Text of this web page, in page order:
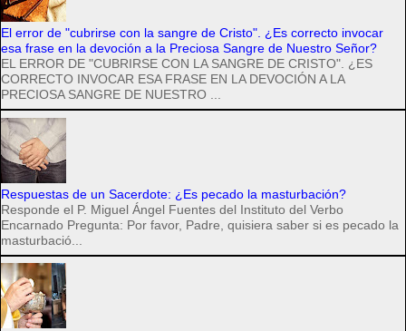
El error de "cubrirse con la sangre de Cristo". ¿Es correcto invocar
esa frase en la devoción a la Preciosa Sangre de Nuestro Señor?
EL ERROR DE "CUBRIRSE CON LA SANGRE DE CRISTO". ¿ES
CORRECTO INVOCAR ESA FRASE EN LA DEVOCIÓN A LA
PRECIOSA SANGRE DE NUESTRO ...
Respuestas de un Sacerdote: ¿Es pecado la masturbación?
Responde el P. Miguel Ángel Fuentes del Instituto del Verbo
Encarnado Pregunta: Por favor, Padre, quisiera saber si es pecado la
masturbació...